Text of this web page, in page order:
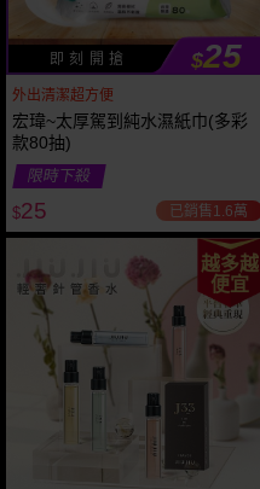
即 刻 開 搶 $25
外出清潔超方便
宏瑋~太厚駕到純水濕紙巾(多彩
款80抽)
限時下殺
$25 已銷售1.6萬
越多越
便宜